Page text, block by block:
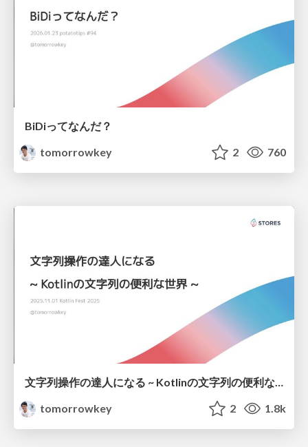
BiDiってなんだ？
tomorrowkey
2 760
文字列操作の達人になる ~ Kotlinの文字列の便利な世界 ~ - Kotlin fest 2025
tomorrowkey
2 1.8k